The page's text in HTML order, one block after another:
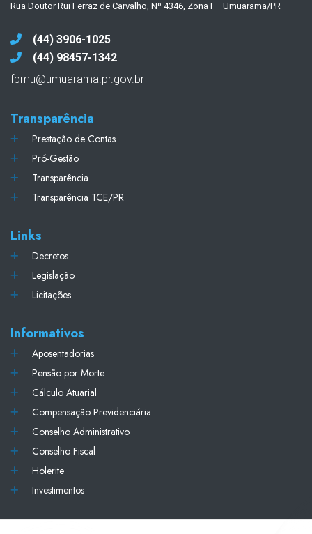
Rua Doutor Rui Ferraz de Carvalho, Nº 4346, Zona I – Umuarama/PR
(44) 3906-1025
(44) 98457-1342
fpmu@umuarama.pr.gov.br
Transparência
Prestação de Contas
Pró-Gestão
Transparência
Transparência TCE/PR
Links
Decretos
Legislação
Licitações
Informativos
Aposentadorias
Pensão por Morte
Cálculo Atuarial
Compensação Previdenciária
Conselho Administrativo
Conselho Fiscal
Holerite
Investimentos